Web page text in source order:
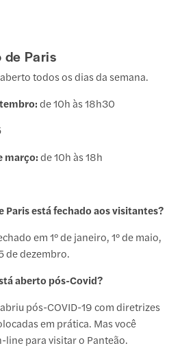
Paris
todos os dias da semana.
de 10h às 18h30
março:de 10h às 18h
Paris está fechado aos visitantes?
em 1º de janeiro, 1º de maio,
de dezembro.
aberto pós-Covid?
pós-COVID-19 com diretrizes
em prática. Mas você
line para visitar o Panteão.